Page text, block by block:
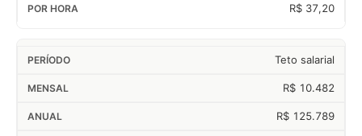
R$ 37,20
Teto salarial
R$ 10.482
R$ 125.789